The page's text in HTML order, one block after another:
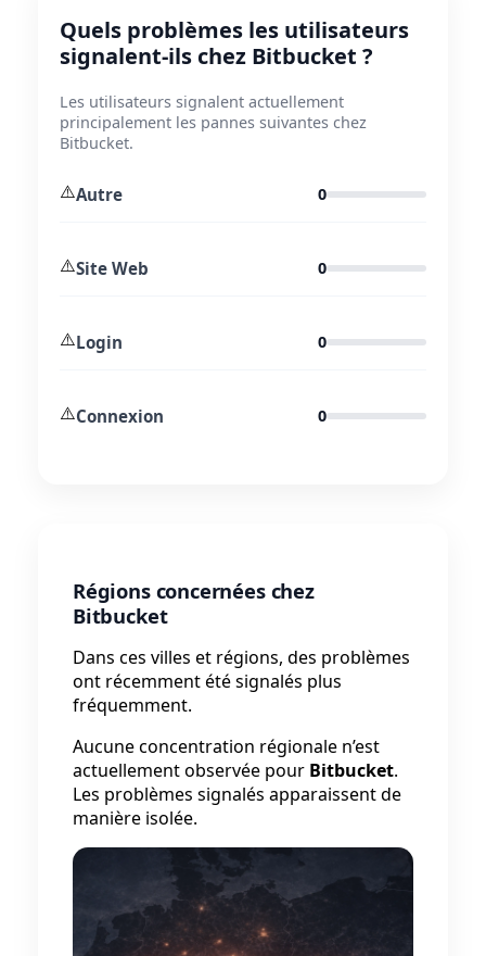
Quels problèmes les utilisateurs
signalent-ils chez Bitbucket ?
Les utilisateurs signalent actuellement
principalement les pannes suivantes chez
Bitbucket.
⚠️Autre 0
⚠️Site Web 0
⚠️Login 0
⚠️Connexion 0
Régions concernées chez
Bitbucket
Dans ces villes et régions, des problèmes
ont récemment été signalés plus
fréquemment.
Aucune concentration régionale n’est
actuellement observée pour Bitbucket.
Les problèmes signalés apparaissent de
manière isolée.